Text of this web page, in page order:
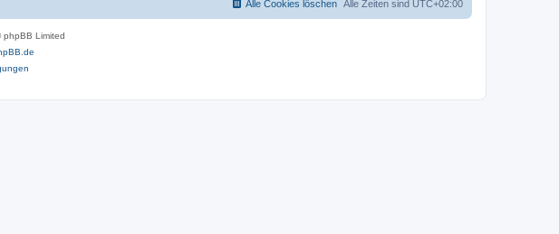
Alle Zeiten sind UTC+02:00
Alle Cookies löschen
Limited